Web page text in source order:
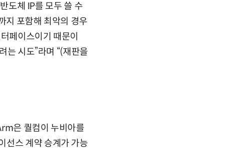
도체 IP를 모두 쓸 수
지 포함해 최악의 경우
페이스이기 때문이
는 시도”라며 “(재판을
은 퀄컴이 누비아를
선스 계약 승계가 가능